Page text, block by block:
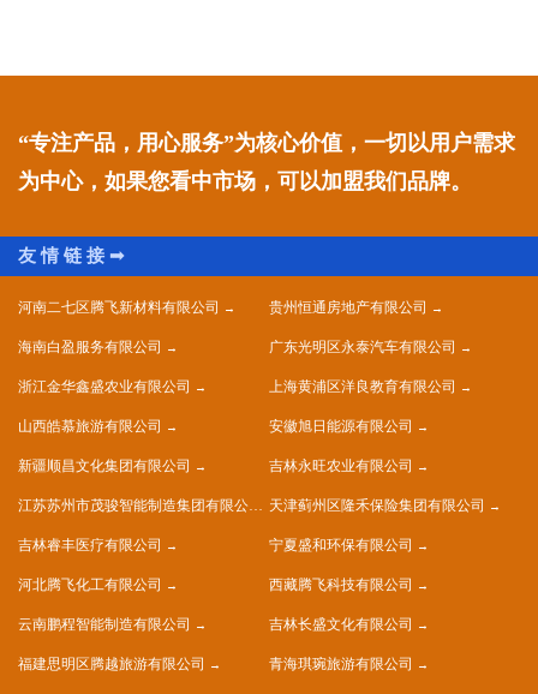
“专注产品，用心服务”为核心价值，一切以用户需求
为中心，如果您看中市场，可以加盟我们品牌。
河南二七区腾飞新材料有限公司 贵州恒通房地产有限公司
海南白盈服务有限公司 广东光明区永泰汽车有限公司
浙江金华鑫盛农业有限公司 上海黄浦区洋良教育有限公司
山西皓慕旅游有限公司 安徽旭日能源有限公司
新疆顺昌文化集团有限公司 吉林永旺农业有限公司
江苏苏州市茂骏智能制造集团有限公司 天津蓟州区隆禾保险集团有限公司
吉林睿丰医疗有限公司 宁夏盛和环保有限公司
河北腾飞化工有限公司 西藏腾飞科技有限公司
云南鹏程智能制造有限公司 吉林长盛文化有限公司
福建思明区腾越旅游有限公司 青海琪琬旅游有限公司